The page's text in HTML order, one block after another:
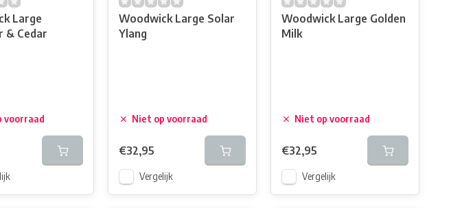
Large
& Cedar
voorraad
Woodwick Large Solar
Ylang
Niet op voorraad
€32,95
Vergelijk
Woodwick Large Golden
Milk
Niet op voorraad
€32,95
Vergelijk